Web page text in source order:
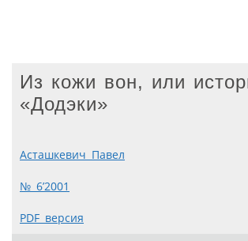
Из кожи вон, или
«Додэки»
Асташкевич Павел
№ 6’2001
PDF версия